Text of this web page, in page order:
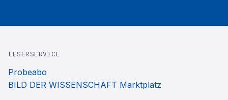
LESERSERVICE
Probeabo
BILD DER WISSENSCHAFT Marktplatz